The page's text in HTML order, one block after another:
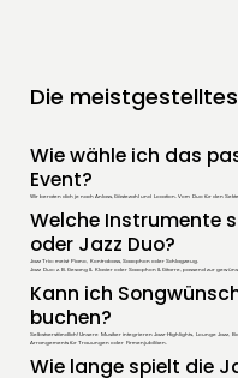
Die
Wie wähle ich das
Event?
Wir beraten dich je nach Anlass, Gästezahl und Location. Vom Duo für den
Welche Instrumente
oder Jazz Duo?
Jazz Trio: meist Piano, Kontrabass, Saxophon oder Schlagzeug.
Jazz Duo: z. B. Gesang & Klavier oder Saxophon & Gitarre, passend zur
Kann ich
buchen?
Selbstverständlich! Unsere Musiker integrieren Jazz-Highlights, Lounge
Arrangements für Trauungen oder Firmenjubiläen.
Wie lange spielt die